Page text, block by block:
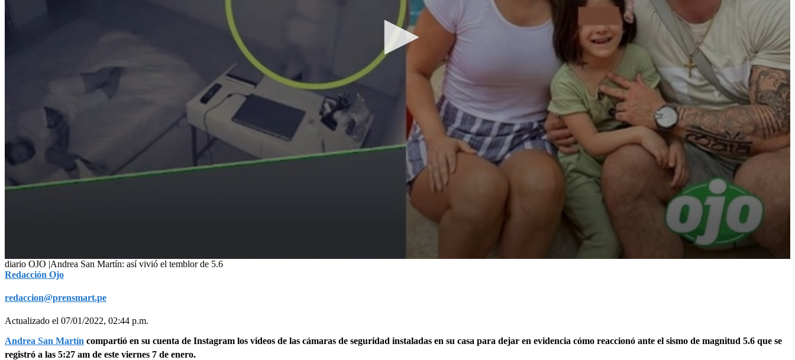
0
seconds
of
minute,
secondsVolume
diario OJO |Andrea San Martín: así vivió el temblor de 5.6
Redacción Ojo
redaccion@prensmart.pe
Actualizado el 07/01/2022, 02:44 p.m.
Andrea San Martín compartió en su cuenta de Instagram los videos de las cámaras de seguridad instaladas en su casa para dejar en evidencia cómo reaccionó ante el sismo de magnitud 5.6 que se
registró a las 5:27 am de este viernes 7 de enero.